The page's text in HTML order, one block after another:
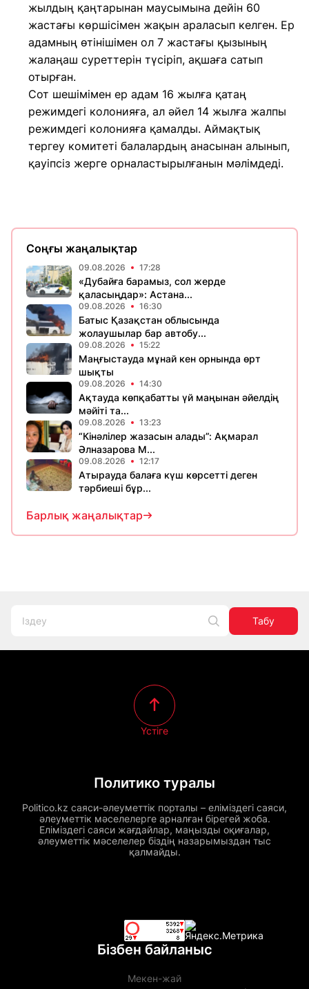
жылдың қаңтарынан маусымына дейін 60
жастағы көршісімен жақын араласып келген. Ер
адамның өтінішімен ол 7 жастағы қызының
жалаңаш суреттерін түсіріп, ақшаға сатып
отырған.
Сот шешімімен ер адам 16 жылға қатаң
режимдегі колонияға, ал әйел 14 жылға жалпы
режимдегі колонияға қамалды. Аймақтық
тергеу комитеті балалардың анасынан алынып,
қауіпсіз жерге орналастырылғанын мәлімдеді.
Соңғы жаңалықтар
09.08.2026 17:28
«Дубайға барамыз, сол жерде
қаласыңдар»: Астана...
09.08.2026 16:30
Батыс Қазақстан облысында
жолаушылар бар автобу...
09.08.2026 15:22
Маңғыстауда мұнай кен орнында өрт
шықты
09.08.2026 14:30
Ақтауда көпқабатты үй маңынан әйелдің
мәйіті та...
09.08.2026 13:23
“Кінәлілер жазасын алады”: Ақмарал
Әлназарова М...
09.08.2026 12:17
Атырауда балаға күш көрсетті деген
тәрбиеші бұр...
Барлық жаңалықтар
Табу
Политико туралы
Politico.kz саяси-әлеуметтік порталы – еліміздегі саяси,
әлеуметтік мәселелерге арналған бірегей жоба.
Еліміздегі саяси жағдайлар, маңызды оқиғалар,
әлеуметтік мәселелер біздің назарымыздан тыс
қалмайды.
Үстіге
Бізбен байланыс
Мекен-жай